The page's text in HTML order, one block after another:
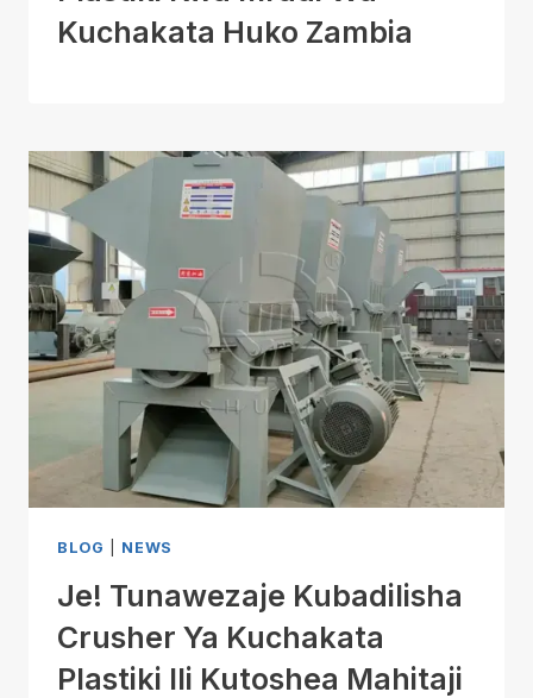
Kuchakata Huko Zambia
BLOG NEWS
Je! Tunawezaje Kubadilisha
Crusher Ya Kuchakata
Plastiki Ili Kutoshea Mahitaji